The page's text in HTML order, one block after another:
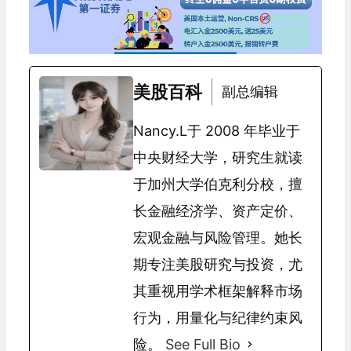
美股百科 副总编辑
Nancy.L于 2008 年毕业于
中央财经大学，研究生就读
于加州大学伯克利分校，擅
长金融经济学、资产定价、
宏观金融与风险管理。她长
期专注美股研究与投资，尤
其重视用学术框架解释市场
行为，用量化与纪律约束风
险。 See Full Bio